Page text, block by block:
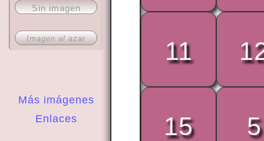
Más imágenes
Enlaces
Sin imagen
Imagen al azar 11
15 5